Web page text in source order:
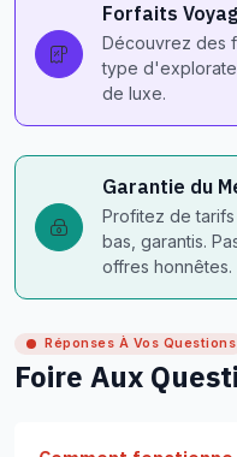
Forfaits
Découvrez des
type
de luxe.
Garantie du
Profitez de
bas, garantis.
offres honnêtes.
Réponses À Vos Questions
Foire Aux